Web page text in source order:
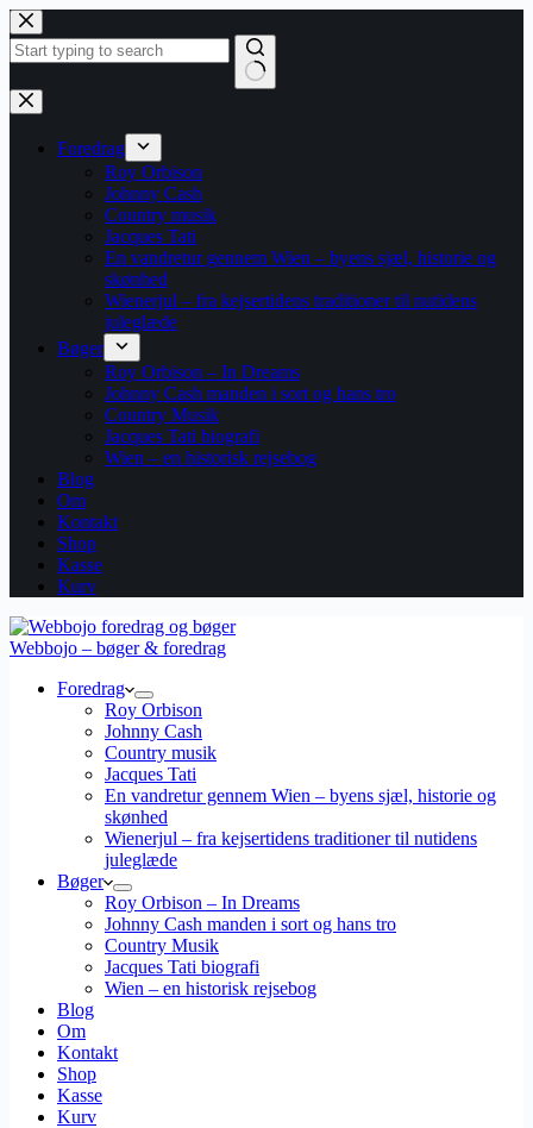
Fortsæt
til
indhold
Ingen
resultater
Foredrag
Roy Orbison
Johnny Cash
Country musik
Jacques Tati
En vandretur gennem Wien – byens sjæl, historie og
skønhed
Wienerjul – fra kejsertidens traditioner til nutidens
juleglæde
Bøger
Roy Orbison – In Dreams
Johnny Cash manden i sort og hans tro
Country Musik
Jacques Tati biografi
Wien – en historisk rejsebog
Blog
Om
Kontakt
Shop
Kasse
Kurv
Webbojo – bøger & foredrag
Foredrag
Roy Orbison
Johnny Cash
Country musik
Jacques Tati
En vandretur gennem Wien – byens sjæl, historie og
skønhed
Wienerjul – fra kejsertidens traditioner til nutidens
juleglæde
Bøger
Roy Orbison – In Dreams
Johnny Cash manden i sort og hans tro
Country Musik
Jacques Tati biografi
Wien – en historisk rejsebog
Blog
Om
Kontakt
Shop
Kasse
Kurv